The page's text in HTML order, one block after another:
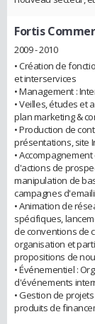
Fortis
2009 - 2010
• Création de
et interservices
• Management :
• Veilles, études et
plan marketing &
• Production de
présentations, site
•
d'actions de
manipulation de
campagnes
• Animation de
spécifiques,
de conventions de
organisation et
propositions de
• Événementiel :
d'événements
• Gestion de
produits de